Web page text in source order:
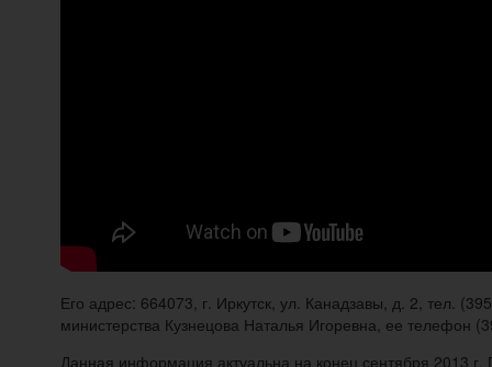
Его адрес: 664073, г. Иркутск, ул. Канадзавы, д. 2, тел.
министерства Кузнецова Наталья Игоревна, ее телефон
Данная информация актуальна на конец сентября 2013